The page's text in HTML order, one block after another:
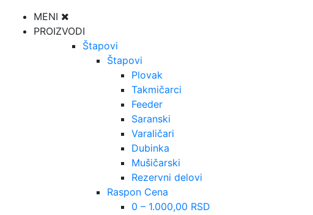
MENI
PROIZVODI
Štapovi
Štapovi
Plovak
Takmičarci
Feeder
Saranski
Varaličari
Dubinka
Mušičarski
Rezervni delovi
Raspon Cena
0 – 1.000,00 RSD